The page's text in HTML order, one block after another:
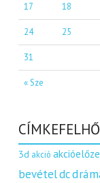
« Sze
17 18
24 25
31
CÍMKEFELHŐ
3d akció
bevételdc